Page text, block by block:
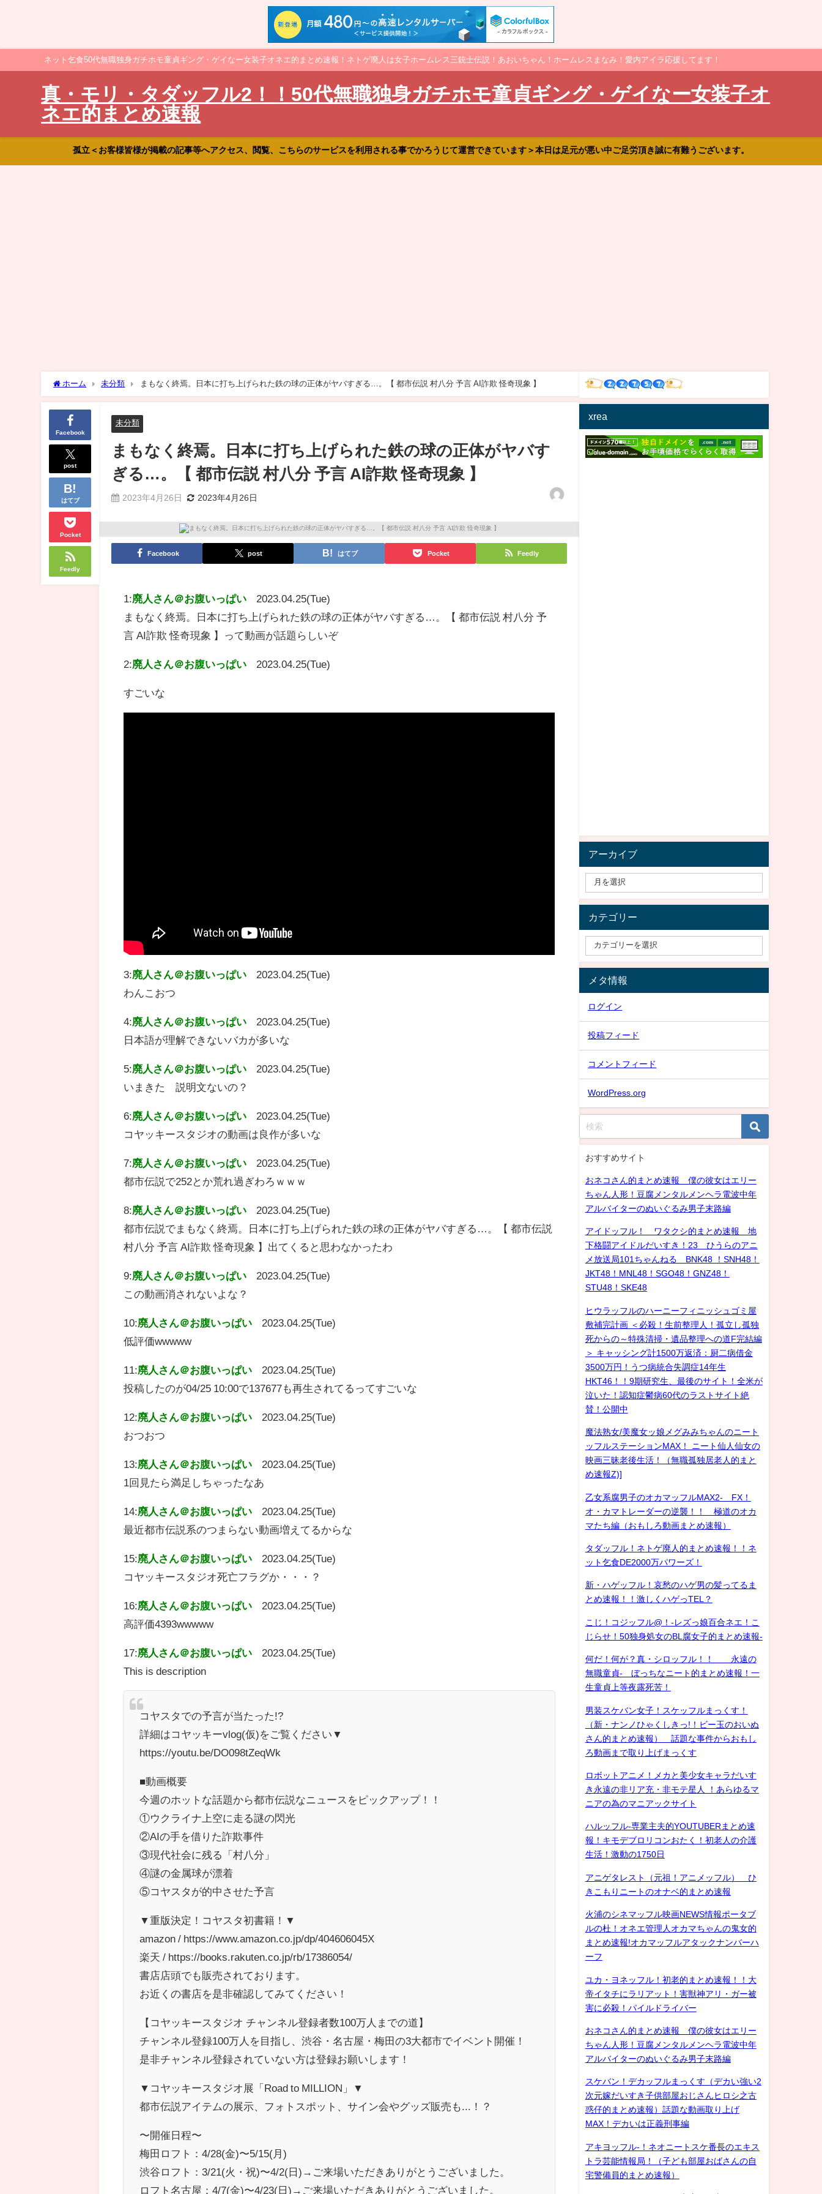
ネット乞食50代無職独身ガチホモ童貞ギング・ゲイなー女装子オネエ的まとめ速報！ネトゲ廃人は女子ホームレス三銃士伝説！あおいちゃん！ホームレスまなみ！愛内アイラ応援してます！
真・モリ・タダッフル2！！50代無職独身ガチホモ童貞ギング・ゲイなー女装子オ
ネエ的まとめ速報
孤立＜お客様皆様が掲載の記事等へアクセス、閲覧、こちらのサービスを利用される事でかろうじて運営できています＞本日は足元が悪い中ご足労頂き誠に有難うございます。
ホーム 未分類 まもなく終焉。日本に打ち上げられた鉄の球の正体がヤバすぎる…。【 都市伝説 村八分 予言 AI詐欺 怪奇現象 】
Facebook
post
はてブ
Pocket
Feedly
未分類
まもなく終焉。日本に打ち上げられた鉄の球の正体がヤバす
ぎる…。【 都市伝説 村八分 予言 AI詐欺 怪奇現象 】
2023年4月26日 2023年4月26日
Facebook post はてブ Pocket Feedly
1:廃人さん＠お腹いっぱい
2023.04.25(Tue)
まもなく終焉。日本に打ち上げられた鉄の球の正体がヤバすぎる…。【 都市伝説 村八分 予
言 AI詐欺 怪奇現象 】って動画が話題らしいぞ
2:廃人さん＠お腹いっぱい 2023.04.25(Tue)
すごいな
3:廃人さん＠お腹いっぱい
2023.04.25(Tue)
わんこおつ
4:廃人さん＠お腹いっぱい
2023.04.25(Tue)
日本語が理解できないバカが多いな
5:廃人さん＠お腹いっぱい
2023.04.25(Tue)
いまきた 説明文ないの？
6:廃人さん＠お腹いっぱい
2023.04.25(Tue)
コヤッキースタジオの動画は良作が多いな
7:廃人さん＠お腹いっぱい
2023.04.25(Tue)
都市伝説で252とか荒れ過ぎわろｗｗｗ
8:廃人さん＠お腹いっぱい
2023.04.25(Tue)
都市伝説でまもなく終焉。日本に打ち上げられた鉄の球の正体がヤバすぎる…。【 都市伝説
村八分 予言 AI詐欺 怪奇現象 】出てくると思わなかったわ
9:廃人さん＠お腹いっぱい
2023.04.25(Tue)
この動画消されないよな？
10:廃人さん＠お腹いっぱい
2023.04.25(Tue)
低評価wwwww
11:廃人さん＠お腹いっぱい
2023.04.25(Tue)
投稿したのが04/25 10:00で137677も再生されてるってすごいな
12:廃人さん＠お腹いっぱい
2023.04.25(Tue)
おつおつ
13:廃人さん＠お腹いっぱい
2023.04.25(Tue)
1回見たら満足しちゃったなあ
14:廃人さん＠お腹いっぱい
2023.04.25(Tue)
最近都市伝説系のつまらない動画増えてるからな
15:廃人さん＠お腹いっぱい
2023.04.25(Tue)
コヤッキースタジオ死亡フラグか・・・？
16:廃人さん＠お腹いっぱい
2023.04.25(Tue)
高評価4393wwwww
17:廃人さん＠お腹いっぱい
2023.04.25(Tue)
This is description
コヤスタでの予言が当たった!?
詳細はコヤッキーvlog(仮)をご覧ください▼
https://youtu.be/DO098tZeqWk
■動画概要
今週のホットな話題から都市伝説なニュースをピックアップ！！
①ウクライナ上空に走る謎の閃光
②AIの手を借りた詐欺事件
③現代社会に残る「村八分」
④謎の金属球が漂着
⑤コヤスタが的中させた予言
▼重版決定！コヤスタ初書籍！▼
amazon / https://www.amazon.co.jp/dp/404606045X
楽天 / https://books.rakuten.co.jp/rb/17386054/
書店店頭でも販売されております。
お近くの書店を是非確認してみてください！
【コヤッキースタジオ チャンネル登録者数100万人までの道】
チャンネル登録100万人を目指し、渋谷・名古屋・梅田の3大都市でイベント開催！
是非チャンネル登録されていない方は登録お願いします！
▼コヤッキースタジオ展「Road to MILLION」▼
都市伝説アイテムの展示、フォトスポット、サイン会やグッズ販売も...！？
〜開催日程〜
梅田ロフト：4/28(金)〜5/15(月)
渋谷ロフト：3/21(火・祝)〜4/2(日)→ご来場いただきありがとうございました。
ロフト名古屋：4/7(金)〜4/23(日)→ご来場いただきありがとうございました。
xrea
アーカイブ
カテゴリー
メタ情報
ログイン
投稿フィード
コメントフィード
WordPress.org
おすすめサイト
おネコさん的まとめ速報 僕の彼女はエリー
ちゃん人形！豆腐メンタルメンヘラ電波中年
アルバイターのぬいぐるみ男子末路編
アイドッフル！ ワタクシ的まとめ速報 地
下格闘アイドルだいすき！23 ひうらのアニ
メ放送局101ちゃんねる BNK48 ！SNH48！
JKT48！MNL48！SGO48！GNZ48！
STU48！SKE48
ヒウラッフルのハーニーフィニッシュゴミ屋
敷補完計画 ＜必殺！生前整理人！孤立し孤独
死からの～特殊清掃・遺品整理への道F完結編
＞ キャッシング計1500万返済：厨二病借金
3500万円！うつ病統合失調症14年生
HKT46！！9期研究生、最後のサイト！全米が
泣いた！認知症鬱病60代のラストサイト絶
賛！公開中
魔法熟女/美魔女ッ娘メグみみちゃんのニート
ッフルステーションMAX！ ニート仙人仙女の
映画三昧老後生活！（無職孤独居老人的まと
め速報Z)]
乙女系腐男子のオカマッフルMAX2- FX！
オ・カマトレーダーの逆襲！！ 極道のオカ
マたち編（おもしろ動画まとめ速報）
タダッフル！ネトゲ廃人的まとめ速報！！ネ
ット乞食DE2000万パワーズ！
新・ハゲッフル！哀愁のハゲ男の髪ってるま
とめ速報！！激しくハゲっTEL？
こじ！コジッフル@！-レズっ娘百合ネエ！こ
じらせ！50独身処女のBL腐女子的まとめ速報-
何だ！何が？真・シロッフル！！ 永遠の
無職童貞- ぼっちなニート的まとめ速報！一
生童貞上等夜露死苦！
男装スケバン女子！スケッフルまっくす！
（新・ナンノひゃくしきっ!！ビー玉のおいぬ
さん的まとめ速報） 話題な事件からおもし
ろ動画まで取り上げまっくす
ロボットアニメ！メカと美少女キャラだいす
き永遠の非リア充・非モテ星人 ！あらゆるマ
ニアの為のマニアックサイト
ハルッフル-専業主夫的YOUTUBERまとめ速
報！キモデブロリコンおたく！初老人の介護
生活！激動の1750日
アニゲタレスト（元祖！アニメッフル） ひ
きこもりニートのオナベ的まとめ速報
火浦のシネマッフル映画NEWS情報ポータブ
ルの杜！オネエ管理人オカマちゃんの鬼女的
まとめ速報!オカマッフルアタックナンバーハ
ーフ
ユカ・ヨネッフル！初老的まとめ速報！！大
帝イタチにラリアット！害獣神アリ・ガー被
害に必殺！パイルドライバー
おネコさん的まとめ速報 僕の彼女はエリー
ちゃん人形！豆腐メンタルメンヘラ電波中年
アルバイターのぬいぐるみ男子末路編
スケバン！デカッフルまっくす（デカい強い2
次元嫁だいすき子供部屋おじさんヒロシ之古
惑仔的まとめ速報）話題な動画取り上げ
MAX！デカいは正義刑事編
アキヨッフル-！ネオニートスケ番長のエキス
トラ芸能情報局！（子ども部屋おばさんの自
宅警備員的まとめ速報）